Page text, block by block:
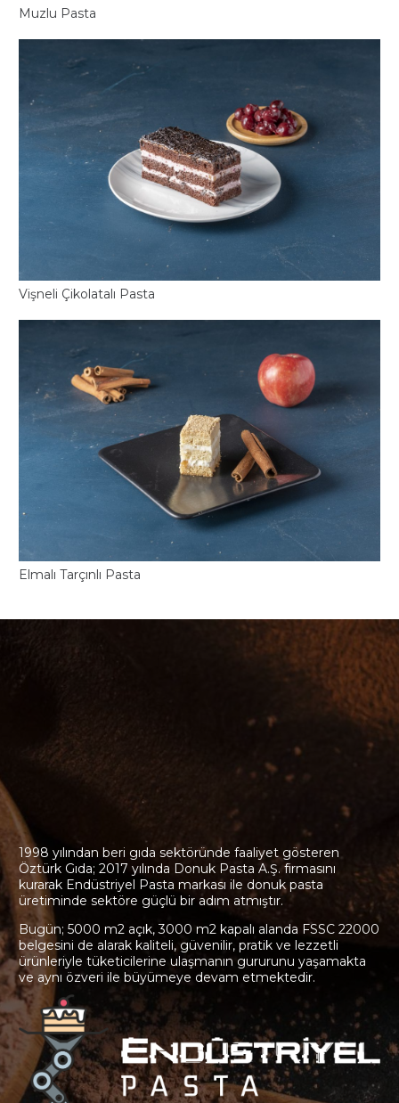
Muzlu Pasta
Vişneli Çikolatalı Pasta
Elmalı Tarçınlı Pasta
1998 yılından beri gıda sektöründe faaliyet gösteren
Öztürk Gıda; 2017 yılında Donuk Pasta A.Ş. firmasını
kurarak Endüstriyel Pasta markası ile donuk pasta
üretiminde sektöre güçlü bir adım atmıştır.
Bugün; 5000 m2 açık, 3000 m2 kapalı alanda FSSC 22000
belgesini de alarak kaliteli, güvenilir, pratik ve lezzetli
ürünleriyle tüketicilerine ulaşmanın gururunu yaşamakta
ve aynı özveri ile büyümeye devam etmektedir.